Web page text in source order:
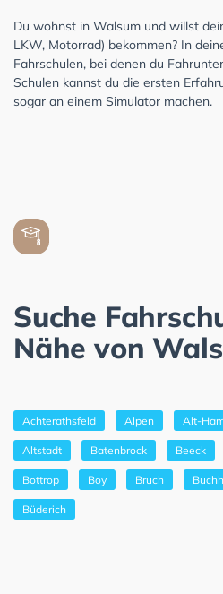
Du wohnst in Walsum und willst
LKW, Motorrad) bekommen? In
Fahrschulen, bei denen du
Schulen kannst du die ersten
sogar an einem Simulator machen.
Suche
Nähe von
Achterathsfeld Alpen Alt-
Altstadt Batenbrock Beeck
Bottrop Boy Bruch
Büderich